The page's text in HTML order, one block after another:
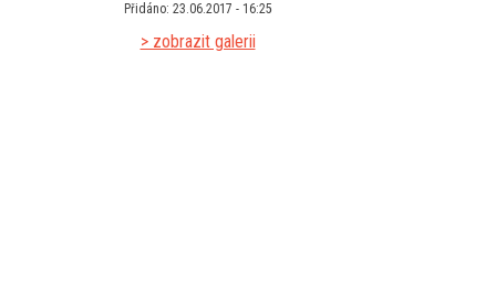
Přidáno: 23.06.2017 - 16:25
> zobrazit galerii